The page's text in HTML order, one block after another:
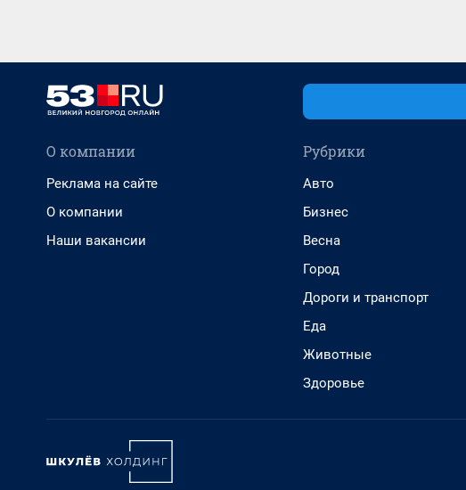
О компании
Реклама на сайте
О компании
Наши вакансии
Рубрики
Авто
Бизнес
Весна
Город
Дороги и транспорт
Еда
Животные
Здоровье